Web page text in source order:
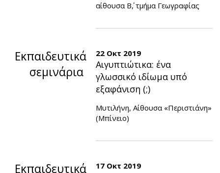
αίθουσα Β΄, τμήμα Γεωγραφίας
Εκπαιδευτικά
σεμινάρια
22 Οκτ 2019
Αιγυπτιώτικα: ένα
γλωσσικό ιδίωμα υπό
εξαφάνιση (;)
Μυτιλήνη, Αίθουσα «Περιστιάνη»
(Μπίνειο)
Εκπαιδευτικά 17 Οκτ 2019